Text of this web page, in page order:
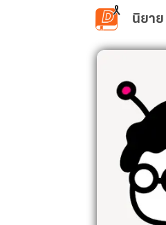
ข้ามไปยังเนื้อหาหลัก
นิยาย